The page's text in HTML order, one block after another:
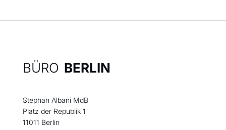
BÜRO BERLIN
Stephan Albani MdB
Platz der Republik 1
11011 Berlin